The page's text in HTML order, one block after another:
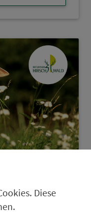
Felsen,
Diese